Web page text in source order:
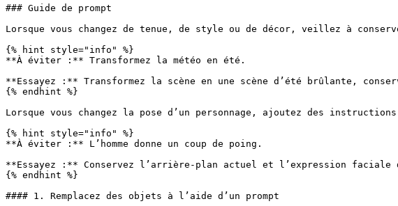
### Guide de prompt
Lorsque vous changez de tenue, de style ou de décor, veillez à
{% hint style="info" %}
**À éviter :** Transformez la météo en été.
**Essayez :** Transformez la scène en une scène d’été brûlante,
{% endhint %}
Lorsque vous changez la pose d’un personnage, ajoutez des
{% hint style="info" %}
**À éviter :** L’homme donne un coup de poing.
**Essayez :** Conservez l’arrière-plan actuel et l’expression faciale
{% endhint %}
#### 1. Remplacez des objets à l’aide d’un prompt